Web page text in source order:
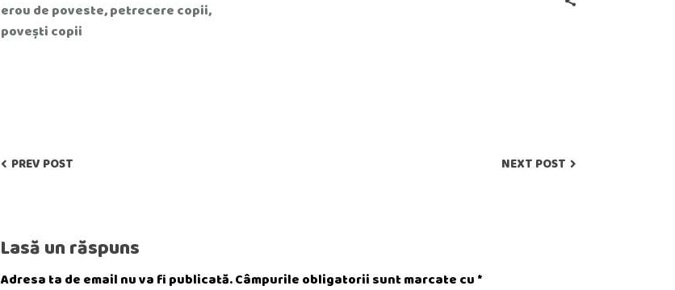
erou de poveste,petrecere copii,
povești copii
PREV POST NEXT POST
Lasă un răspuns
Adresa ta de email nu va fi publicată.Câmpurile obligatorii sunt marcate cu *